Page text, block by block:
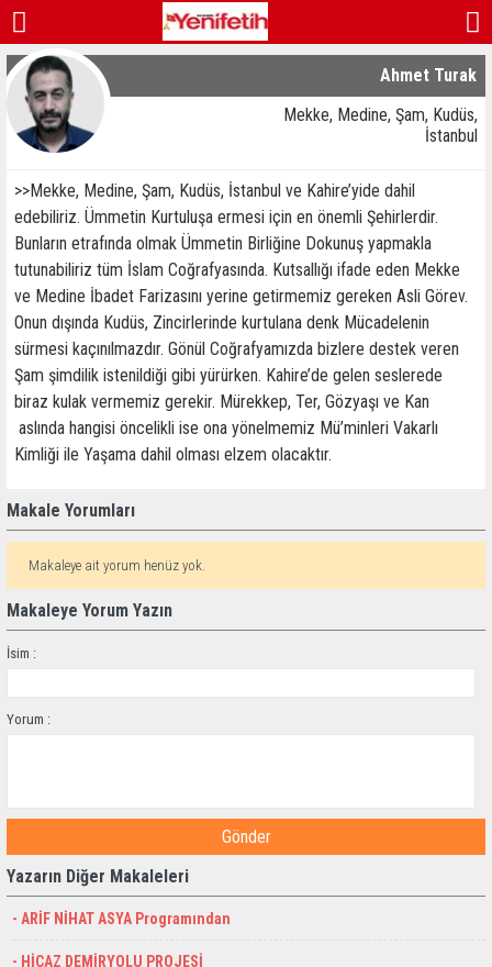
Ahmet Turak
Mekke, Medine, Şam, Kudüs,
İstanbul
>>Mekke, Medine, Şam, Kudüs, İstanbul ve Kahire’yide dahil
edebiliriz. Ümmetin Kurtuluşa ermesi için en önemli Şehirlerdir.
Bunların etrafında olmak Ümmetin Birliğine Dokunuş yapmakla
tutunabiliriz tüm İslam Coğrafyasında. Kutsallığı ifade eden Mekke
ve Medine İbadet Farizasını yerine getirmemiz gereken Asli Görev.
Onun dışında Kudüs, Zincirlerinde kurtulana denk Mücadelenin
sürmesi kaçınılmazdır. Gönül Coğrafyamızda bizlere destek veren
Şam şimdilik istenildiği gibi yürürken. Kahire’de gelen seslerede
biraz kulak vermemiz gerekir. Mürekkep, Ter, Gözyaşı ve Kan
aslında hangisi öncelikli ise ona yönelmemiz Mü’minleri Vakarlı
Kimliği ile Yaşama dahil olması elzem olacaktır.
Makale Yorumları
Makaleye ait yorum henüz yok.
Makaleye Yorum Yazın
İsim :
Yorum :
Gönder
Yazarın Diğer Makaleleri
- ARİF NİHAT ASYA Programından
- HİCAZ DEMİRYOLU PROJESİ